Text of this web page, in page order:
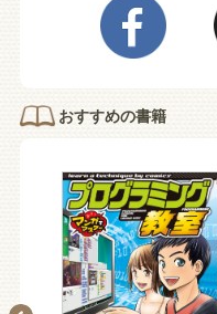
おすすめの書籍